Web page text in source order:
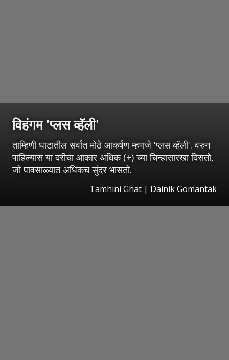
विहंगम 'प्लस व्हॅली'
ताम्हिणी घाटातील सर्वात मोठे आकर्षण म्हणजे 'प्लस व्हॅली'. वरुन
पाहिल्यास या दरीचा आकार अधिक (+) च्या चिन्हासारखा दिसतो,
जो पावसाळ्यात अधिकच सुंदर भासतो.
Tamhini Ghat | Dainik Gomantak